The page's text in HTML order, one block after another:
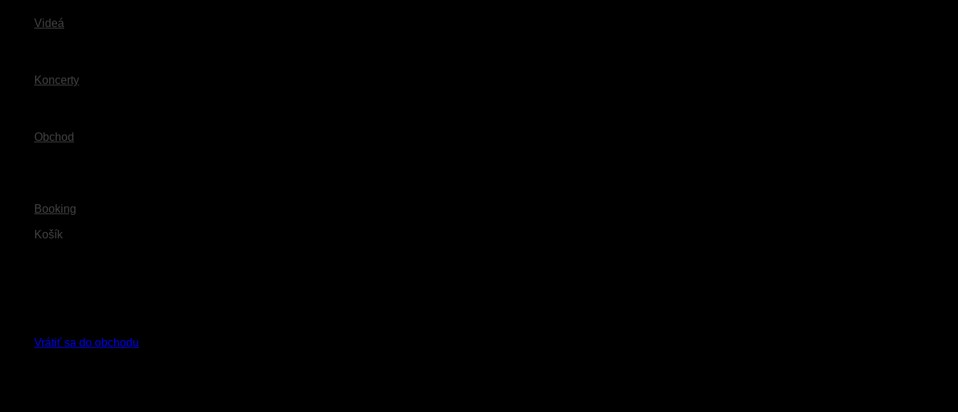
Videá
Koncerty
Obchod
Booking
Košík
Vrátiť sa do obchodu